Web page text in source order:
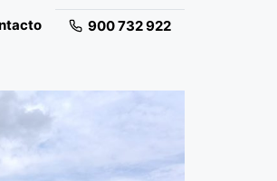
900 732 922